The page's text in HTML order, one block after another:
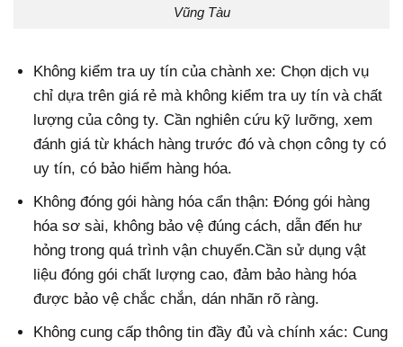
Vũng Tàu
Không kiểm tra uy tín của chành xe: Chọn dịch vụ
chỉ dựa trên giá rẻ mà không kiểm tra uy tín và chất
lượng của công ty. Cần nghiên cứu kỹ lưỡng, xem
đánh giá từ khách hàng trước đó và chọn công ty có
uy tín, có bảo hiểm hàng hóa.
Không đóng gói hàng hóa cẩn thận: Đóng gói hàng
hóa sơ sài, không bảo vệ đúng cách, dẫn đến hư
hỏng trong quá trình vận chuyển.Cần sử dụng vật
liệu đóng gói chất lượng cao, đảm bảo hàng hóa
được bảo vệ chắc chắn, dán nhãn rõ ràng.
Không cung cấp thông tin đầy đủ và chính xác: Cung